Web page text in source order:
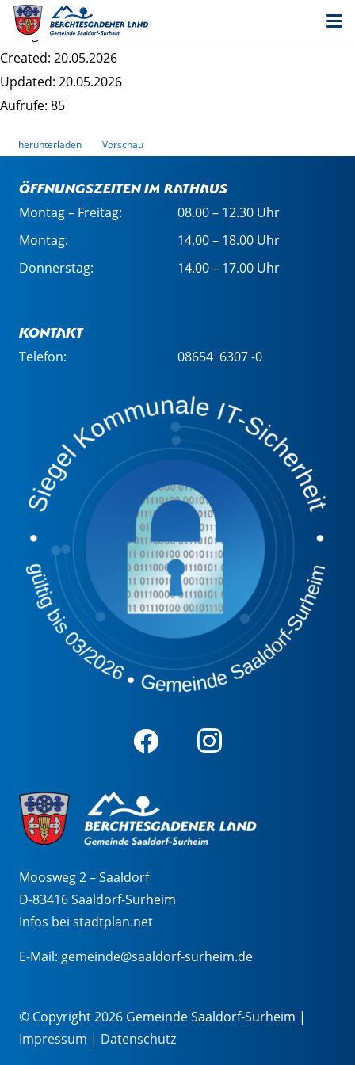
Obdachlosenunterkünftesatzung
Dateigrösse: 163.14 KB
Created: 20.05.2026
Updated: 20.05.2026
Aufrufe: 85
herunterladen Vorschau
Öffnungszeiten im Rathaus
Montag – Freitag:
08.00 – 12.30 Uhr
Montag:
14.00 – 18.00 Uhr
Donnerstag:
14.00 – 17.00 Uhr
Kontakt
Telefon: 08654 6307 -0
Moosweg 2 – Saaldorf
D-83416 Saaldorf-Surheim
Infos bei stadtplan.net
E-Mail: gemeinde@saaldorf-surheim.de
© Copyright 2026 Gemeinde Saaldorf-Surheim |
Impressum | Datenschutz